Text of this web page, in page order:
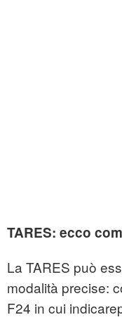
TARES: ecco
La TARES può
modalità precise:
F24 in cui